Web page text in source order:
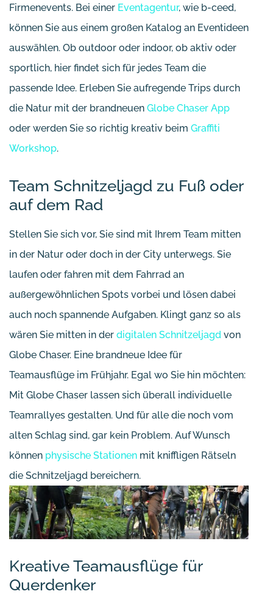
Firmenevents. Bei einer Eventagentur, wie b-ceed,
können Sie aus einem großen Katalog an Eventideen
auswählen. Ob outdoor oder indoor, ob aktiv oder
sportlich, hier findet sich für jedes Team die
passende Idee. Erleben Sie aufregende Trips durch
die Natur mit der brandneuen Globe Chaser App
oder werden Sie so richtig kreativ beim Graffiti
Workshop.
Team Schnitzeljagd zu Fuß oder
auf dem Rad
Stellen Sie sich vor, Sie sind mit Ihrem Team mitten
in der Natur oder doch in der City unterwegs. Sie
laufen oder fahren mit dem Fahrrad an
außergewöhnlichen Spots vorbei und lösen dabei
auch noch spannende Aufgaben. Klingt ganz so als
wären Sie mitten in der digitalen Schnitzeljagd von
Globe Chaser. Eine brandneue Idee für
Teamausflüge im Frühjahr. Egal wo Sie hin möchten:
Mit Globe Chaser lassen sich überall individuelle
Teamrallyes gestalten. Und für alle die noch vom
alten Schlag sind, gar kein Problem. Auf Wunsch
können physische Stationen mit kniffligen Rätseln
die Schnitzeljagd bereichern.
Kreative Teamausflüge für
Querdenker